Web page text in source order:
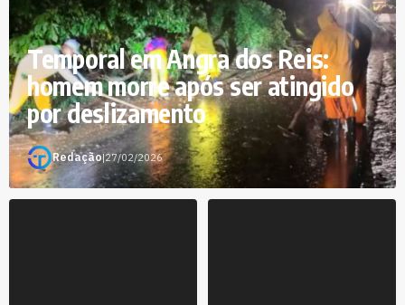
Temporal em Angra dos Reis:
homem morre após ser atingido
por deslizamento
Redação|27/02/2026